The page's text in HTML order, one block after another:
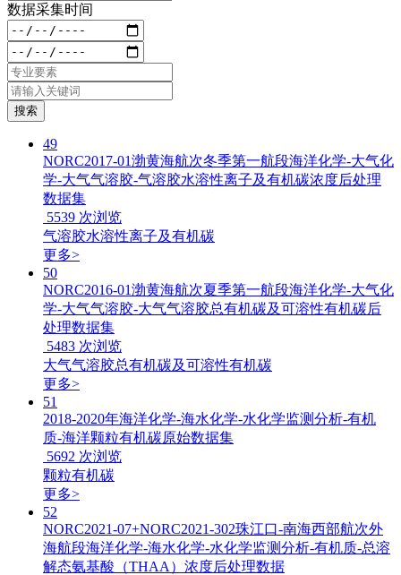
数据采集时间
搜索
49
NORC2017-01渤黄海航次冬季第一航段海洋化学-大气化
学-大气气溶胶-气溶胶水溶性离子及有机碳浓度后处理
数据集
5539 次浏览
气溶胶水溶性离子及有机碳
更多>
50
NORC2016-01渤黄海航次夏季第一航段海洋化学-大气化
学-大气气溶胶-大气气溶胶总有机碳及可溶性有机碳后
处理数据集
5483 次浏览
大气气溶胶总有机碳及可溶性有机碳
更多>
51
2018-2020年海洋化学-海水化学-水化学监测分析-有机
质-海洋颗粒有机碳原始数据集
5692 次浏览
颗粒有机碳
更多>
52
NORC2021-07+NORC2021-302珠江口-南海西部航次外
海航段海洋化学-海水化学-水化学监测分析-有机质-总溶
解态氨基酸（THAA）浓度后处理数据